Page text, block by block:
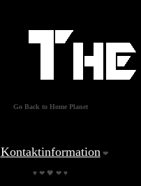
Go Back to Home Planet
Kontaktinformation ❤
♥ ❤ 🖤 ❤ ♥